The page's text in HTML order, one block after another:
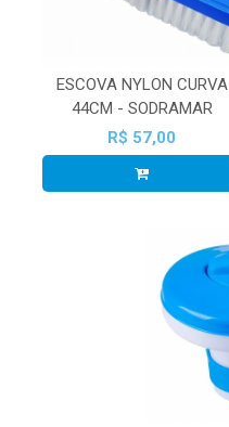
ESCOVA NYLON CURVA
44CM - SODRAMAR
R$ 57,00